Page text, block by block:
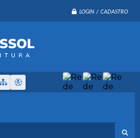
LOGIN / CADASTRO